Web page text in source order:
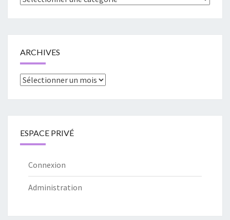
ARCHIVES
Archives
ESPACE PRIVÉ
Connexion
Administration